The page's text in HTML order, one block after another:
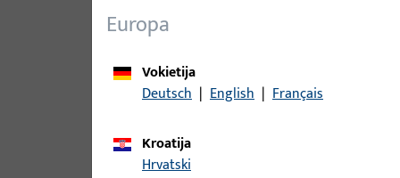
Telefonas:
El. paštas:
Įmonės registracijos numeris:
Europa
Vokietija
Deutsch | English | Français
Kroatija
Hrvatski